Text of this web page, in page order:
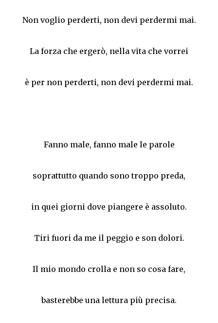
Non voglio perderti, non devi perdermi mai.
La forza che ergerò, nella vita che vorrei
è per non perderti, non devi perdermi mai.
Fanno male, fanno male le parole
soprattutto quando sono troppo preda,
in quei giorni dove piangere è assoluto.
Tiri fuori da me il peggio e son dolori.
Il mio mondo crolla e non so cosa fare,
basterebbe una lettura più precisa.